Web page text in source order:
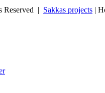
Reserved | Sakkas projects |